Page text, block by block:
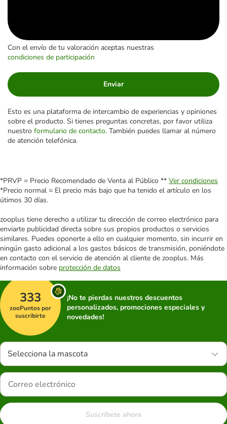
Con el envío de tu valoración aceptas nuestras
condiciones de participación
Enviar
Esto es una plataforma de intercambio de experiencias y opiniones
sobre el producto. Si tienes preguntas concretas, por favor utiliza
nuestro formulario de contacto. También puedes llamar al número
de atención telefónica.
*PRVP = Precio Recomendado de Venta al Público ** Ver condiciones
*Precio normal = El precio más bajo que ha tenido el artículo en los
útimos 30 días.
zooplus tiene derecho a utilizar tu dirección de correo electrónico para
enviarte publicidad directa sobre sus propios productos o servicios
similares. Puedes oponerte a ello en cualquier momento, sin incurrir en
ningún gasto adicional a los gastos básicos de transmisión, poniéndote
en contacto con el servicio de atención al cliente de zooplus. Más
información sobre protección de datos
333
zooPuntos por
suscribirte
¡No te pierdas nuestros descuentos
personalizados, promociones especiales y
novedades!
Selecciona la mascota
Suscríbete ahora